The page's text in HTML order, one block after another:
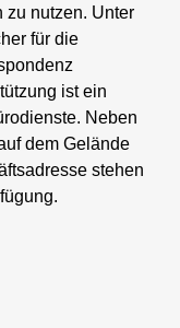
zu nutzen. Unter
für die
ist ein
Neben
dem Gelände
stehen